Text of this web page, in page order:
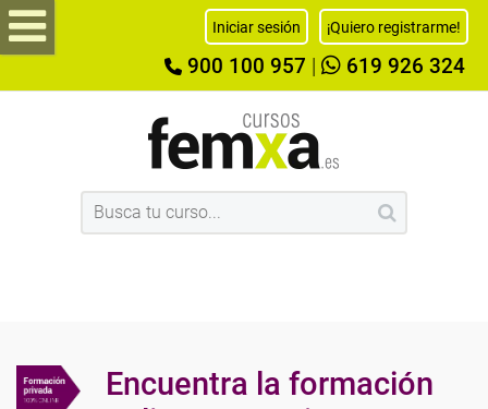
Iniciar sesión ¡Quiero registrarme!
900 100 957 619 926 324
Encuentra la formación